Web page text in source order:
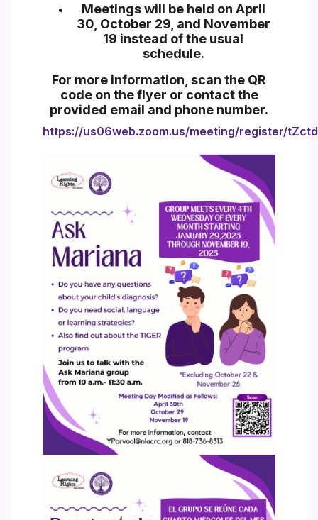
Meetings will be held on April
30, October 29, and November
19 instead of the usual
schedule.
For more information, scan the QR
code on the flyer or contact the
provided email and phone number.
https://us06web.zoom.us/meeting/register/